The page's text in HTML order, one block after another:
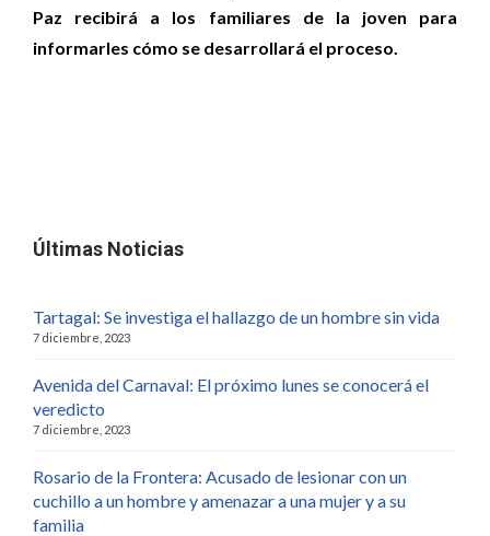
Paz recibirá a los familiares de la joven para
informarles cómo se desarrollará el proceso.
Últimas Noticias
Tartagal: Se investiga el hallazgo de un hombre sin vida
7 diciembre, 2023
Avenida del Carnaval: El próximo lunes se conocerá el
veredicto
7 diciembre, 2023
Rosario de la Frontera: Acusado de lesionar con un
cuchillo a un hombre y amenazar a una mujer y a su
familia